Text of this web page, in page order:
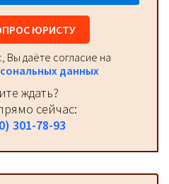
ЮРИСТУ
Вы даёте согласие на
данных
ждать?
сейчас:
301-78-93